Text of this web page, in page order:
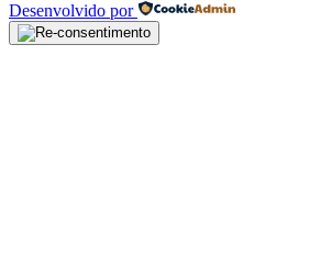
Desenvolvido por